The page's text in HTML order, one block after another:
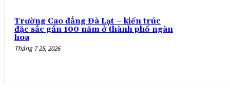
Trường Cao đẳng Đà Lạt – kiến trúc
đặc sắc gần 100 năm ở thành phố ngàn
hoa
Tháng 7 25, 2026